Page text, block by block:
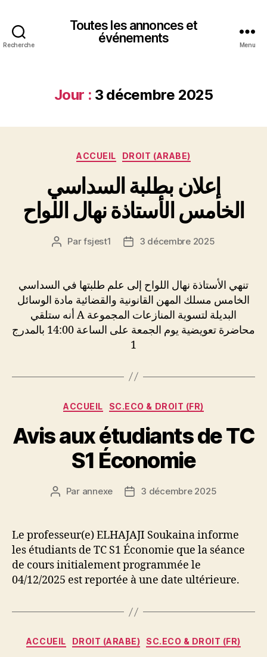
Recherche
Toutes les annonces et
événements
Menu
Jour : 3 décembre 2025
Catégories
ACCUEIL DROIT (ARABE)
إعلان بطلبة السداسي
الخامس الأستاذة نهال اللواح
Auteur
Parfsjest1
Date3 décembre 2025
تنهي الأستاذة نهال اللواح إلى علم طلبتها في السداسي
الخامس مسلك المهن القانونية والقضائية مادة الوسائل
البديلة لتسوية المنازعات المجموعة A أنه ستلقي
محاضرة تعويضية يوم الجمعة على الساعة 14:00 بالمدرج
1
Catégories
ACCUEIL SC.ECO & DROIT (FR)
Avis aux étudiants de TC
S1 Économie
Auteur
Par annexe
Date3 décembre 2025
Le professeur(e) ELHAJAJI Soukaina informe
les étudiants de TC S1 Économie que la séance
de cours initialement programmée le
04/12/2025 est reportée à une date ultérieure.
Catégories
ACCUEIL DROIT (ARABE) SC.ECO & DROIT (FR)